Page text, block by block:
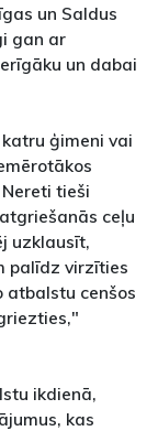
un Saldus
gan ar
un dabai
ģimeni vai
tieši
ceļu
uzklausīt,
palīdz virzīties
atbalstu cenšos
ikdienā,
kas